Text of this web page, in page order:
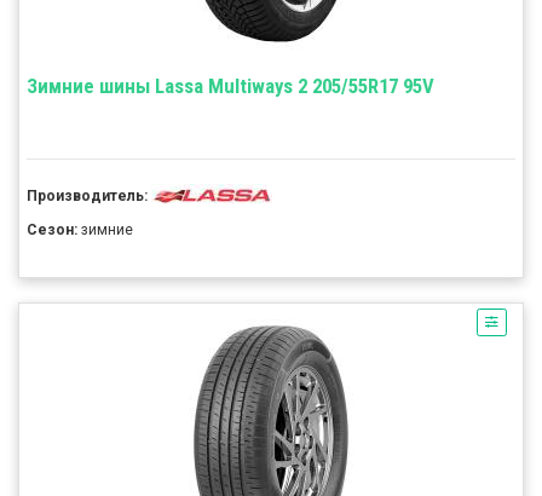
Зимние шины Lassa Multiways 2 205/55R17 95V
Производитель:
Сезон: зимние